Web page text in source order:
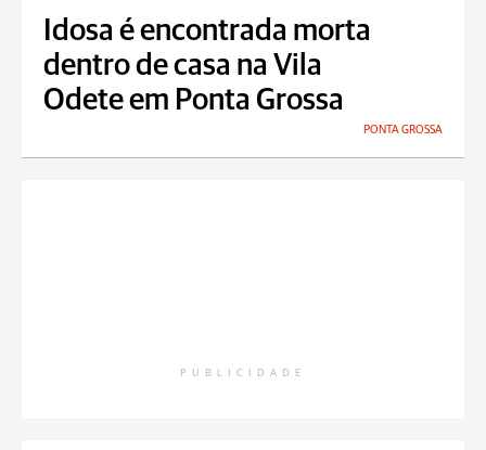
Idosa é encontrada morta
dentro de casa na Vila
Odete em Ponta Grossa
PONTA GROSSA
PUBLICIDADE